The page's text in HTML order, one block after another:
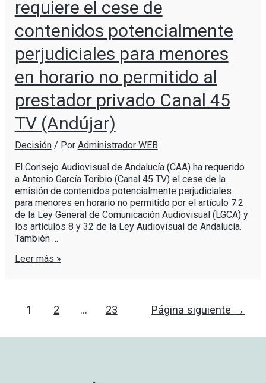
requiere el cese de
contenidos potencialmente
perjudiciales para menores
en horario no permitido al
prestador privado Canal 45
TV (Andújar)
Decisión/ Por Administrador WEB
El Consejo Audiovisual de Andalucía (CAA) ha requerido
a Antonio García Toribio (Canal 45 TV) el cese de la
emisión de contenidos potencialmente perjudiciales
para menores en horario no permitido por el artículo 7.2
de la Ley General de Comunicación Audiovisual (LGCA) y
los artículos 8 y 32 de la Ley Audiovisual de Andalucía.
También …
Leer más »
1 2 … 23 Página siguiente →